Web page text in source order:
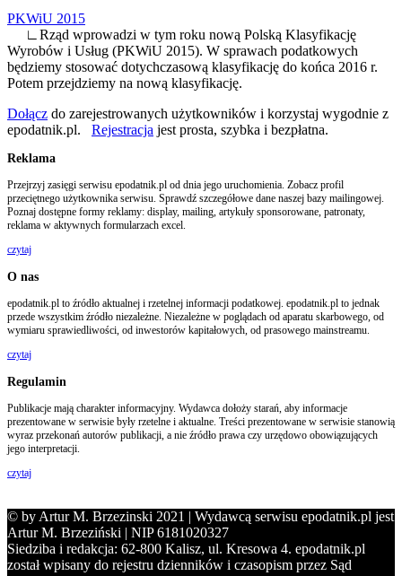
PKWiU 2015
∟Rząd wprowadzi w tym roku nową Polską Klasyfikację
Wyrobów i Usług (PKWiU 2015). W sprawach podatkowych
będziemy stosować dotychczasową klasyfikację do końca 2016 r.
Potem przejdziemy na nową klasyfikację.
Dołącz do zarejestrowanych użytkowników i korzystaj wygodnie z
epodatnik.pl. Rejestracja jest prosta, szybka i bezpłatna.
Reklama
Przejrzyj zasięgi serwisu epodatnik.pl od dnia jego uruchomienia. Zobacz profil
przeciętnego użytkownika serwisu. Sprawdź szczegółowe dane naszej bazy mailingowej.
Poznaj dostępne formy reklamy: display, mailing, artykuły sponsorowane, patronaty,
reklama w aktywnych formularzach excel.
czytaj
O nas
epodatnik.pl to źródło aktualnej i rzetelnej informacji podatkowej. epodatnik.pl to jednak
przede wszystkim źródło niezależne. Niezależne w poglądach od aparatu skarbowego, od
wymiaru sprawiedliwości, od inwestorów kapitałowych, od prasowego mainstreamu.
czytaj
Regulamin
Publikacje mają charakter informacyjny. Wydawca dołoży starań, aby informacje
prezentowane w serwisie były rzetelne i aktualne. Treści prezentowane w serwisie stanowią
wyraz przekonań autorów publikacji, a nie źródło prawa czy urzędowo obowiązujących
jego interpretacji.
czytaj
© by Artur M. Brzezinski 2021 | Wydawcą serwisu epodatnik.pl jest
Artur M. Brzeziński | NIP 6181020327
Siedziba i redakcja: 62-800 Kalisz, ul. Kresowa 4. epodatnik.pl
został wpisany do rejestru dzienników i czasopism przez Sąd